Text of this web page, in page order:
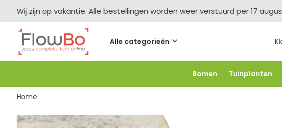
Wij zijn op vakantie. Alle bestellingen worden weer verstuurd per 17
Alle categorieën
Bomen Tuinplanten
-2,5% vanaf €250 -FLOWBO250 -
Home